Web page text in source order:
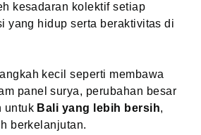
kesadaran kolektif setiap
yang hidup serta beraktivitas di
kecil seperti membawa
panel surya, perubahan besar
untuk Bali yang lebih bersih,
berkelanjutan.